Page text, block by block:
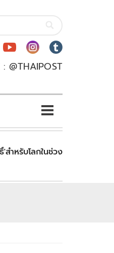
: @THAIPOST
สำหรับโลกในช่วง